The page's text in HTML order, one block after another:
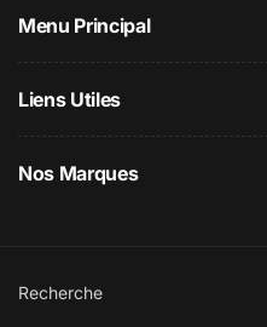
Menu Principal
Liens Utiles
Nos Marques
Recherche